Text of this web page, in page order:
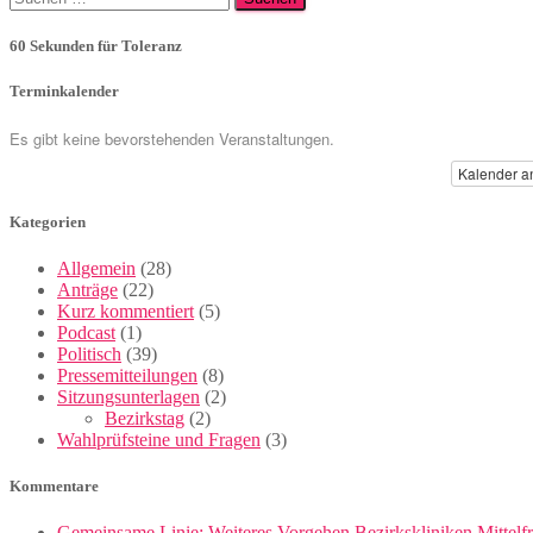
nach:
60 Sekunden für Toleranz
Terminkalender
Es gibt keine bevorstehenden Veranstaltungen.
Kalender
Kategorien
Allgemein (28)
Anträge (22)
Kurz kommentiert (5)
Podcast (1)
Politisch (39)
Pressemitteilungen (8)
Sitzungsunterlagen (2)
Bezirkstag (2)
Wahlprüfsteine und Fragen (3)
Kommentare